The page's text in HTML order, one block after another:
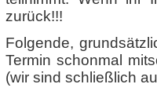
zurück!!!
Folgende,
Termin schonmal
(wir sind schließlich